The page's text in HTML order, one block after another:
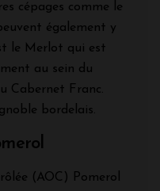
cépages comme le
également y
le Merlot qui est
au sein du
Cabernet Franc.
bordelais.
(AOC) Pomerol